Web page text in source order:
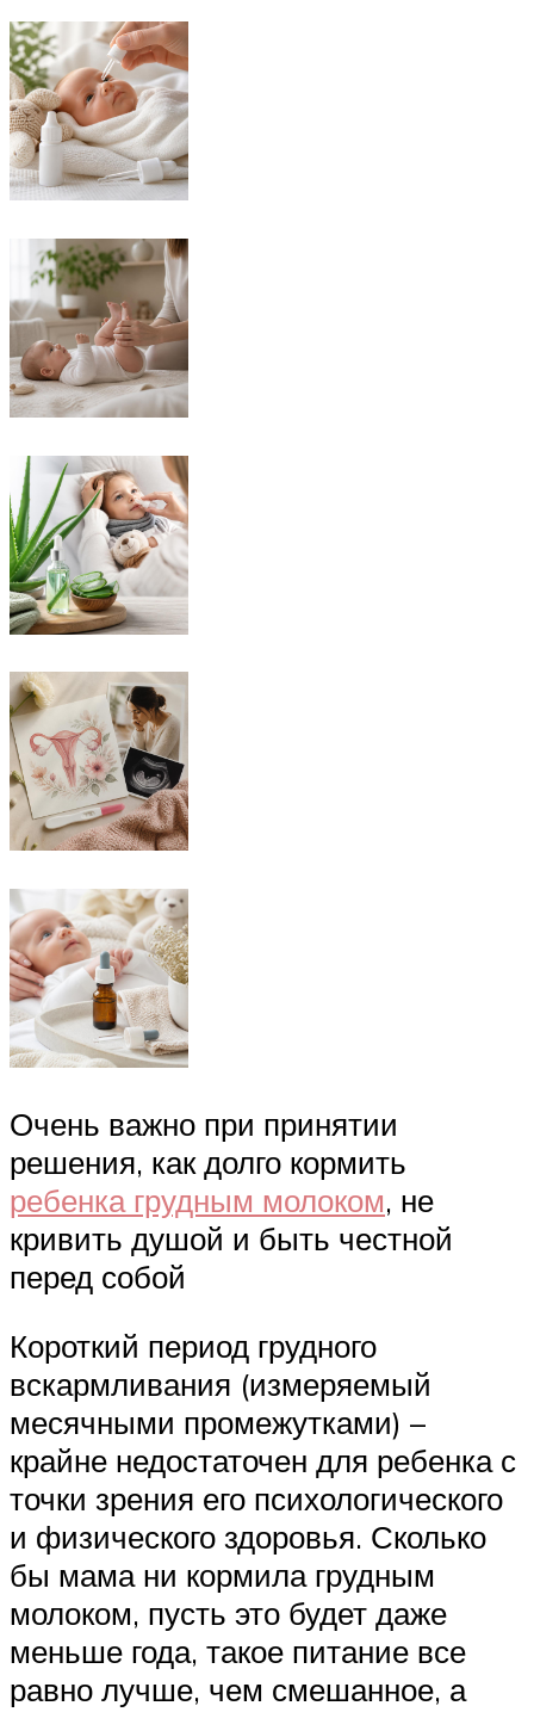
Очень важно при принятии
решения, как долго кормить
ребенка грудным молоком, не
кривить душой и быть честной
перед собой
Короткий период грудного
вскармливания (измеряемый
месячными промежутками) –
крайне недостаточен для ребенка с
точки зрения его психологического
и физического здоровья. Сколько
бы мама ни кормила грудным
молоком, пусть это будет даже
меньше года, такое питание все
равно лучше, чем смешанное, а